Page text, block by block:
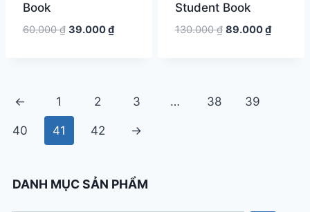
Book
60.000₫ Giá
39.000₫Giá
Student Book
130.000₫ Giá
89.000₫Giá
← 1 2 3 … 38 39
40 41 42 →
DANH MỤC SẢN PHẨM